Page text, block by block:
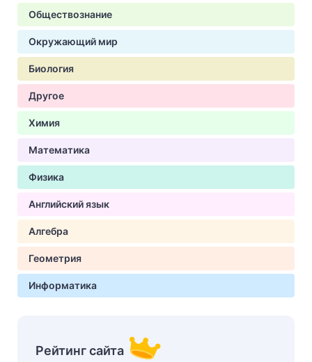
Обществознание
Окружающий мир
Биология
Другое
Химия
Математика
Физика
Английский язык
Алгебра
Геометрия
Информатика
Рейтинг сайта